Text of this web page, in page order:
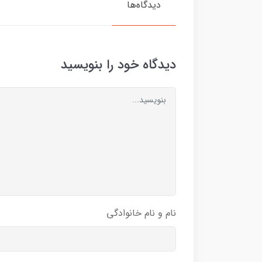
دیدگاه‌ها
دیدگاه خود را بنویسید
نام و نام خانوادگی